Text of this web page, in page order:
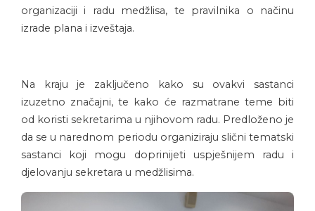
organizaciji i radu medžlisa, te pravilnika o načinu
izrade plana i izveštaja.
Na kraju je zaključeno kako su ovakvi sastanci
izuzetno značajni, te kako će razmatrane teme biti
od koristi sekretarima u njihovom radu. Predloženo je
da se u narednom periodu organiziraju slični tematski
sastanci koji mogu doprinijeti uspješnijem radu i
djelovanju sekretara u medžlisima.